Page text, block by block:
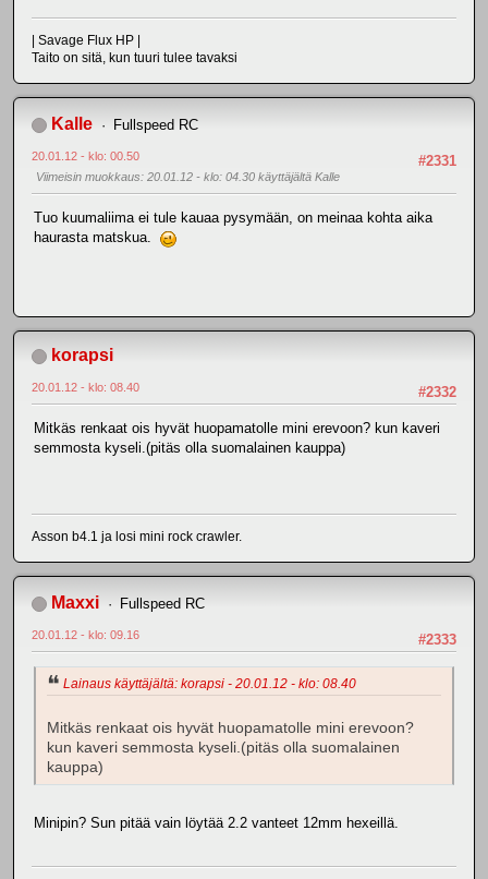
| Savage Flux HP |
Taito on sitä, kun tuuri tulee tavaksi
Kalle Fullspeed RC
#2331
20.01.12 - klo: 00.50
Viimeisin muokkaus: 20.01.12 - klo: 04.30 käyttäjältä Kalle
Tuo kuumaliima ei tule kauaa pysymään, on meinaa kohta aika
haurasta matskua.
korapsi
#2332
20.01.12 - klo: 08.40
Mitkäs renkaat ois hyvät huopamatolle mini erevoon? kun kaveri
semmosta kyseli.(pitäs olla suomalainen kauppa)
Asson b4.1 ja losi mini rock crawler.
Maxxi Fullspeed RC
#2333
20.01.12 - klo: 09.16
Lainaus käyttäjältä: korapsi - 20.01.12 - klo: 08.40
Mitkäs renkaat ois hyvät huopamatolle mini erevoon?
kun kaveri semmosta kyseli.(pitäs olla suomalainen
kauppa)
Minipin? Sun pitää vain löytää 2.2 vanteet 12mm hexeillä.